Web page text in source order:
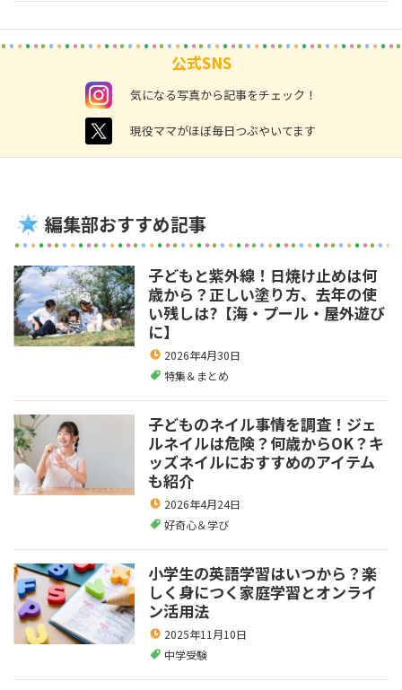
公式SNS
instagram 気になる写真から記事をチェック！
twitter 現役ママがほぼ毎日つぶやいてます
編集部おすすめ記事
子どもと紫外線！日焼け止めは何
歳から？正しい塗り方、去年の使
い残しは?【海・プール・屋外遊び
に】
2026年4月30日
特集＆まとめ
子どものネイル事情を調査！ジェ
ルネイルは危険？何歳からOK？キ
ッズネイルにおすすめのアイテム
も紹介
2026年4月24日
好奇心＆学び
小学生の英語学習はいつから？楽
しく身につく家庭学習とオンライ
ン活用法
2025年11月10日
中学受験